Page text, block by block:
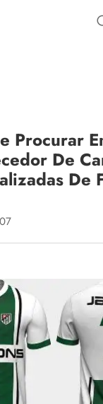
Procurar
De
De